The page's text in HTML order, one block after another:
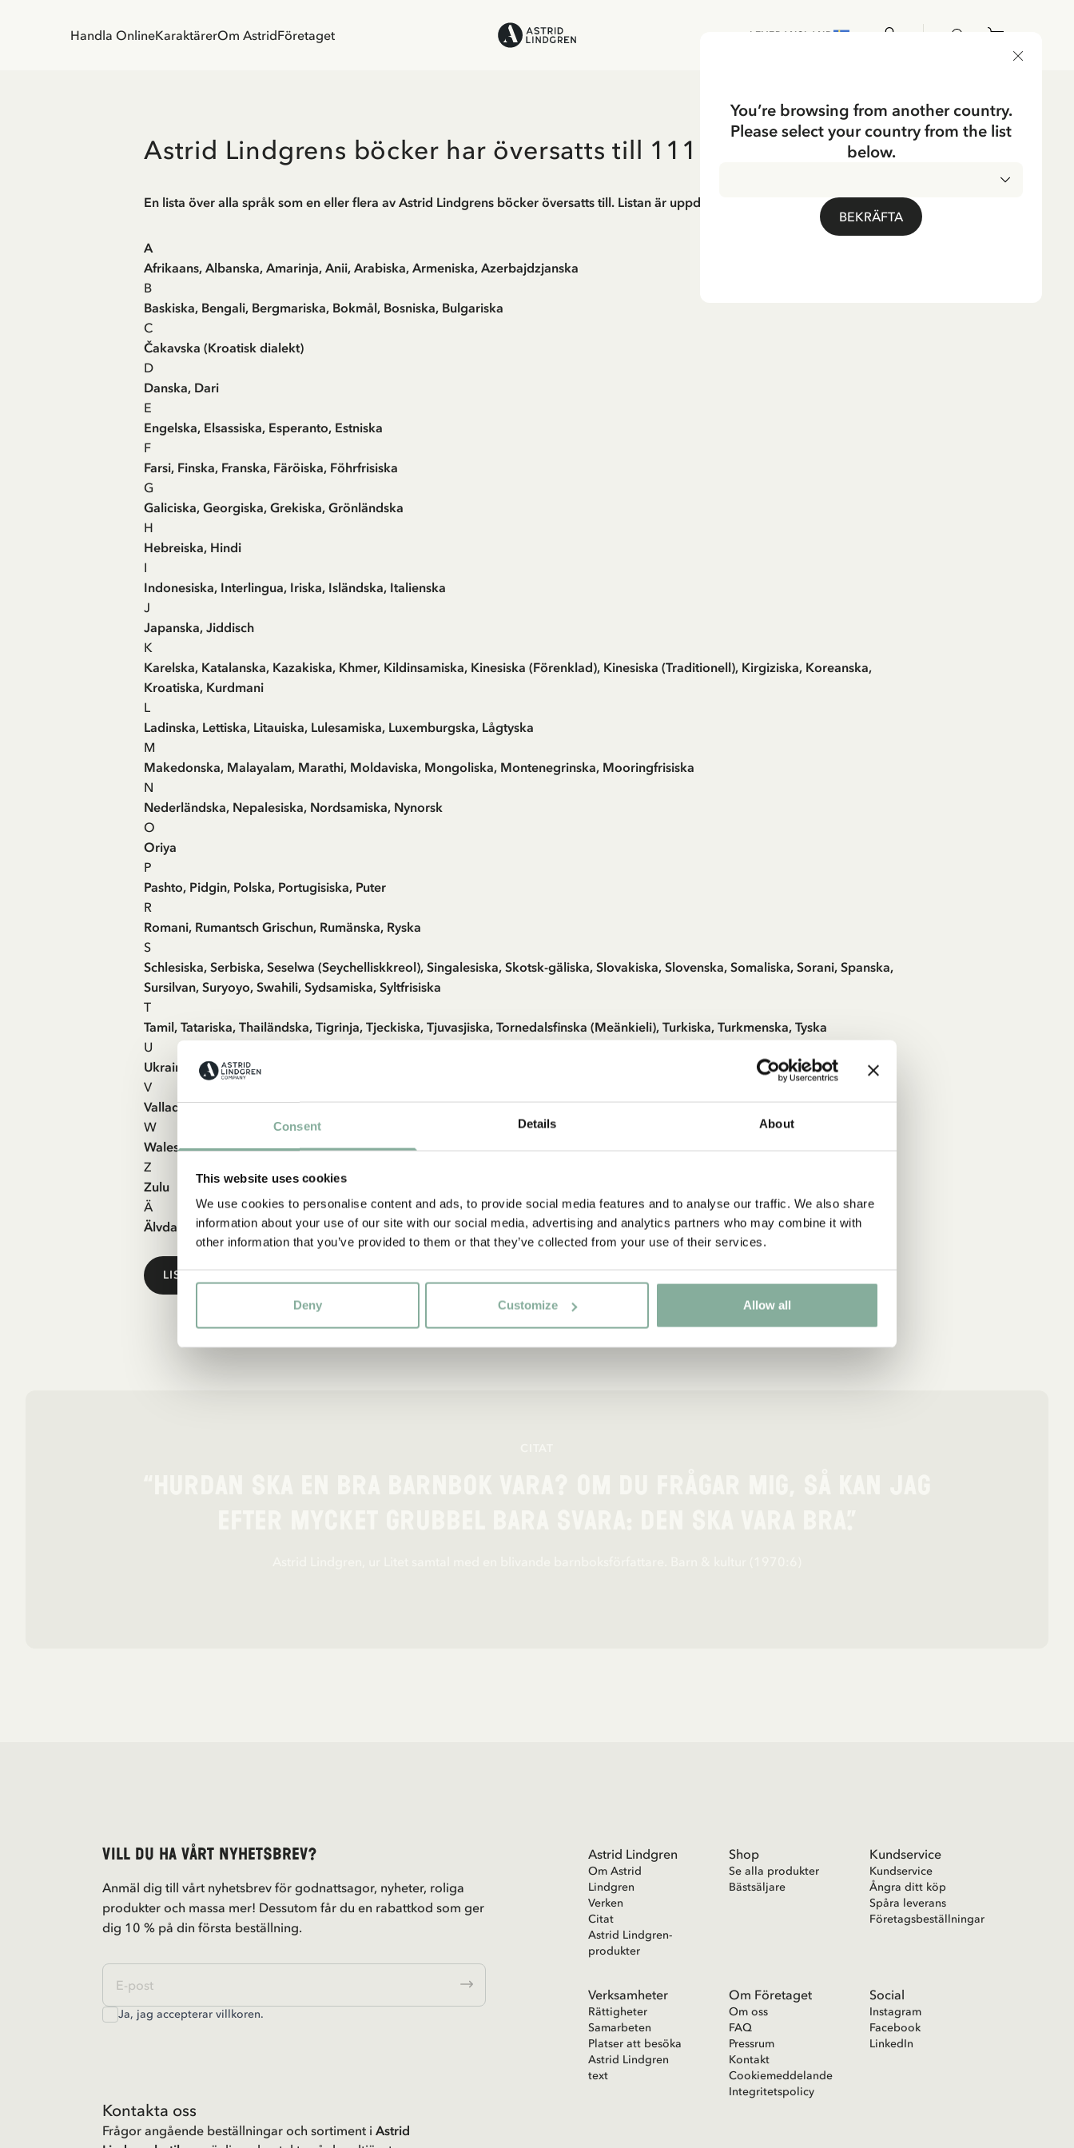
Consent Details About
This website uses cookies
We use cookies to personalise content and ads, to provide social media features and to analyse our traffic. We also share
information about your use of our site with our social media, advertising and analytics partners who may combine it with
other information that you’ve provided to them or that they’ve collected from your use of their services.
Deny Customize Allow all
Handla OnlineKaraktärerOm AstridFöretaget LEVERANSLAND
Astrid Lindgrens böcker har översatts till 111 språk!
En lista över alla språk som en eller flera av Astrid Lindgrens böcker översatts till. Listan är uppdaterad april 2025.
A
Afrikaans, Albanska, Amarinja, Anii, Arabiska, Armeniska, Azerbajdzjanska
B
Baskiska, Bengali, Bergmariska, Bokmål, Bosniska, Bulgariska
C
Čakavska (Kroatisk dialekt)
D
Danska, Dari
E
Engelska, Elsassiska, Esperanto, Estniska
F
Farsi, Finska, Franska, Färöiska, Föhrfrisiska
G
Galiciska, Georgiska, Grekiska, Grönländska
H
Hebreiska, Hindi
I
Indonesiska, Interlingua, Iriska, Isländska, Italienska
J
Japanska, Jiddisch
K
Karelska, Katalanska, Kazakiska, Khmer, Kildinsamiska, Kinesiska (Förenklad), Kinesiska (Traditionell), Kirgiziska, Koreanska,
Kroatiska, Kurdmani
L
Ladinska, Lettiska, Litauiska, Lulesamiska, Luxemburgska, Lågtyska
M
Makedonska, Malayalam, Marathi, Moldaviska, Mongoliska, Montenegrinska, Mooringfrisiska
N
Nederländska, Nepalesiska, Nordsamiska, Nynorsk
O
Oriya
P
Pashto, Pidgin, Polska, Portugisiska, Puter
R
Romani, Rumantsch Grischun, Rumänska, Ryska
S
Schlesiska, Serbiska, Seselwa (Seychelliskkreol), Singalesiska, Skotsk-gäliska, Slovakiska, Slovenska, Somaliska, Sorani, Spanska,
Sursilvan, Suryoyo, Swahili, Sydsamiska, Syltfrisiska
T
Tamil, Tatariska, Thailändska, Tigrinja, Tjeckiska, Tjuvasjiska, Tornedalsfinska (Meänkieli), Turkiska, Turkmenska, Tyska
U
Ukrainska, Ungerska, Urdu, Uzbekiska
V
Vallader, Vietnamesiska, Vitryska
W
Walesiska
Z
Zulu
Ä
Älvdalska
LISTA ÖVER AKTIVA FÖRLAG SOM GER UT ASTRID LINDGRENS BÖCKER
Vill du ha vårt nyhetsbrev?
Anmäl dig till vårt nyhetsbrev för godnattsagor, nyheter, roliga
produkter och massa mer! Dessutom får du en rabattkod som ger
dig 10 % på din första beställning.
Ja, jag accepterar villkoren.
Astrid Lindgren
Om Astrid
Lindgren
Verken
Citat
Astrid Lindgren-
produkter
Shop
Se alla produkter
Bästsäljare
Kundservice
Kundservice
Ångra ditt köp
Spåra leverans
Företagsbeställningar
Verksamheter
Rättigheter
Samarbeten
Platser att besöka
Astrid Lindgren
text
Om Företaget
Om oss
FAQ
Pressrum
Kontakt
Cookiemeddelande
Integritetspolicy
Social
Instagram
Facebook
LinkedIn
Kontakta oss
Frågor angående beställningar och sortiment i Astrid
You’re browsing from another country.
Please select your country from the list
below.
BEKRÄFTA